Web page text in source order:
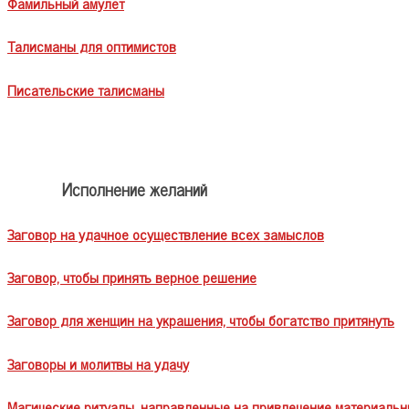
Талисманы для оптимистов
Писательские талисманы
Исполнение желаний
Заговор на удачное осуществление всех замыслов
Заговор, чтобы принять верное решение
Заговор для женщин на украшения, чтобы богатство притянуть
Заговоры и молитвы на удачу